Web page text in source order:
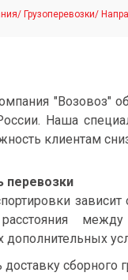
/ Грузоперевозки/
"Возовоз"
Наша
клиентам
перевозки
доставку сборного